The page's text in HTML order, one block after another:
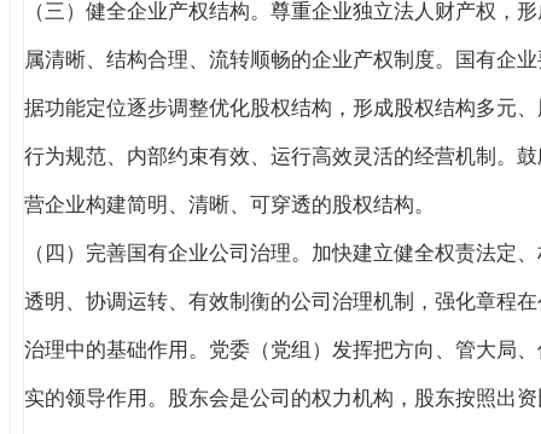
（三）健全企业产权结构。尊重企业独立法人财产权，
属清晰、结构合理、流转顺畅的企业产权制度。国有企
据功能定位逐步调整优化股权结构，形成股权结构多元
行为规范、内部约束有效、运行高效灵活的经营机制。
营企业构建简明、清晰、可穿透的股权结构。
（四）完善国有企业公司治理。加快建立健全权责法定
透明、协调运转、有效制衡的公司治理机制，强化章程
治理中的基础作用。党委（党组）发挥把方向、管大局
实的领导作用。股东会是公司的权力机构，股东按照出